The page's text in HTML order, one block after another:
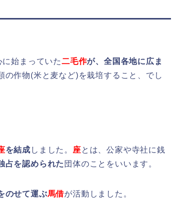
始まっていた二毛作が、全国各地に広ま
の作物(米と麦など)を栽培すること、でし
を結成 しました。 座とは、公家や寺社に銭
占を認められた 団体のことをいいます。
のせて運ぶ馬借が活動しました。